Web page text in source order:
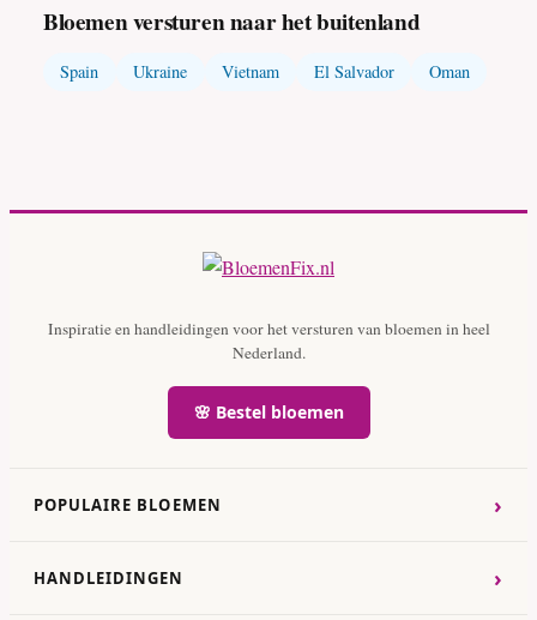
Bloemen versturen naar het buitenland
Spain Ukraine Vietnam El Salvador Oman
Inspiratie en handleidingen voor het versturen van bloemen in heel
Nederland.
🌸 Bestel bloemen
POPULAIRE BLOEMEN ›
HANDLEIDINGEN ›